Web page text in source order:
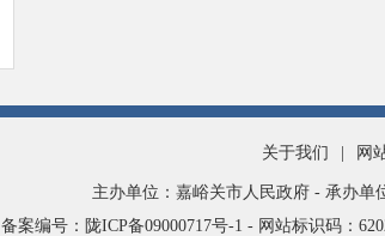
关于我们 网
主办单位：嘉峪关市人民政府 - 承办单
备案编号：陇ICP备09000717号-1 - 网站标识码：